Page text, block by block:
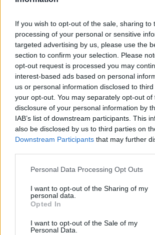
If you wish to opt-out of the sale, sharing to
processing of your personal or sensitive
targeted advertising by us, please use the
section to confirm your selection. Please
opt-out request is processed you may
interest-based ads based on personal
us or personal information disclosed to
your opt-out. You may separately opt-out of
disclosure of your personal information by
IAB’s list of downstream participants. This
also be disclosed by us to third parties on
Downstream Participants that may further
Personal Data Processing Opt Outs
I want to opt-out of the Sharing of my
personal data.
Opted In
I want to opt-out of the Sale of my
Personal Data.
ΚΡΙΟΣ
Η Νέα Σελήνη στον Ζυγό
με τον Δία στο ζώδιο σας και
κυβερνήτης σας Άρη και σας
αισιοδοξία και θάρρος για να
σας, είτε σε προσωπικό είτε σε
επαγγελματικό επίπεδο, ειδικά
γεννημένοι τον Μάρτιο. Όμως